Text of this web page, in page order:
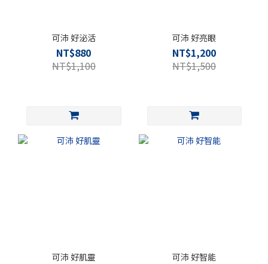
可沛 好泌活
NT$880
NT$1,100
可沛 好亮眼
NT$1,200
NT$1,500
可沛 好肌靈 可沛 好智能